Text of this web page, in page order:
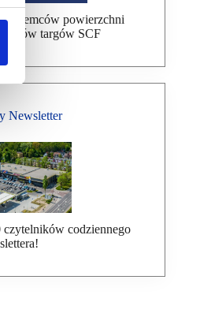
najemców powierzchni
targów SCF
Newsletter
czytelników codziennego